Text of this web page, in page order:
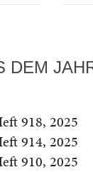
DEM
918, 2025
914, 2025
910, 2025